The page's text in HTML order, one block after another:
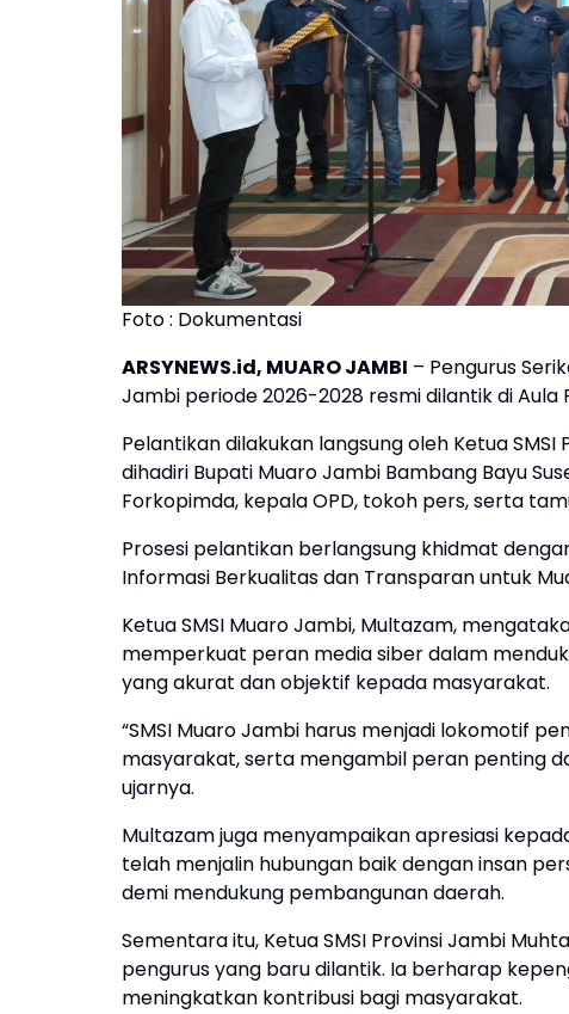
Foto : Dokumentasi
ARSYNEWS.id, MUARO JAMBI – Pengurus
Jambi periode 2026-2028 resmi dilantik di
Pelantikan dilakukan langsung oleh Ketua
dihadiri Bupati Muaro Jambi Bambang Bayu
Forkopimda, kepala OPD, tokoh pers, serta
Prosesi pelantikan berlangsung khidmat
Informasi Berkualitas dan Transparan untuk
Ketua SMSI Muaro Jambi, Multazam,
memperkuat peran media siber dalam
yang akurat dan objektif kepada masyarakat.
“SMSI Muaro Jambi harus menjadi lokomotif
masyarakat, serta mengambil peran penting
ujarnya.
Multazam juga menyampaikan apresiasi
telah menjalin hubungan baik dengan insan
demi mendukung pembangunan daerah.
Sementara itu, Ketua SMSI Provinsi Jambi
pengurus yang baru dilantik. Ia berharap
meningkatkan kontribusi bagi masyarakat.